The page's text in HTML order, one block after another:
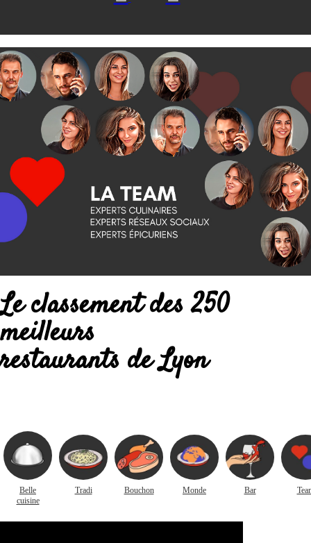
Le classement des 250
meilleurs
restaurants de Lyon
Belle
cuisine
Tradi Bouchon Monde Bar